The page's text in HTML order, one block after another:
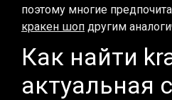
поэтому многие
кракен шоп другим
Как найти
актуальная